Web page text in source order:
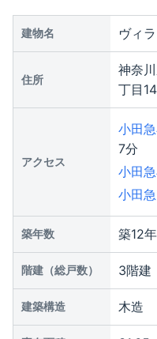
建物名 ヴィ
住所
神奈
丁目
アクセス
小田
7分
小田
小田
築年数 築12年
階建（総戸数） 3階建
建築構造 木造